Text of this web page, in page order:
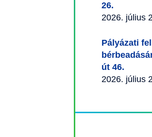
26.
2026. július
Pályázati
út 46.
2026. július